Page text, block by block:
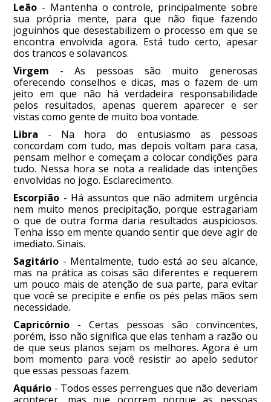
Leão - Mantenha o controle, principalmente sobre
sua própria mente, para que não fique fazendo
joguinhos que desestabilizem o processo em que se
encontra envolvida agora. Está tudo certo, apesar
dos trancos e solavancos.
Virgem - As pessoas são muito generosas
oferecendo conselhos e dicas, mas o fazem de um
jeito em que não há verdadeira responsabilidade
pelos resultados, apenas querem aparecer e ser
vistas como gente de muito boa vontade.
Libra - Na hora do entusiasmo as pessoas
concordam com tudo, mas depois voltam para casa,
pensam melhor e começam a colocar condições para
tudo. Nessa hora se nota a realidade das intenções
envolvidas no jogo. Esclarecimento.
Escorpião - Há assuntos que não admitem urgência
nem muito menos precipitação, porque estragariam
o que de outra forma daria resultados auspiciosos.
Tenha isso em mente quando sentir que deve agir de
imediato. Sinais.
Sagitário - Mentalmente, tudo está ao seu alcance,
mas na prática as coisas são diferentes e requerem
um pouco mais de atenção de sua parte, para evitar
que você se precipite e enfie os pés pelas mãos sem
necessidade.
Capricórnio - Certas pessoas são convincentes,
porém, isso não significa que elas tenham a razão ou
de que seus planos sejam os melhores. Agora é um
bom momento para você resistir ao apelo sedutor
que essas pessoas fazem.
Aquário - Todos esses perrengues que não deveriam